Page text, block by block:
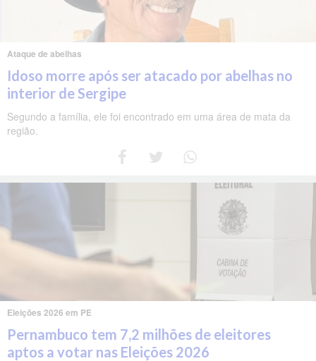
Ataque de abelhas
Idoso morre após ser atacado por abelhas no
interior de Sergipe
Segundo a família, ele foi encontrado em uma área de mata da
região.
Eleições 2026 em PE
Pernambuco tem 7,2 milhões de eleitores
aptos a votar nas Eleições 2026